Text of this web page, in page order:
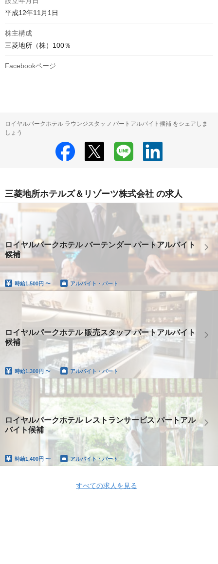
平成12年11月1日
株主構成
三菱地所（株）100％
Facebookページ
ロイヤルパークホテル ラウンジスタッフ パートアルバイト候補 をシェアしま
しょう
三菱地所ホテルズ＆リゾーツ株式会社 の求人
ロイヤルパークホテル バーテンダー パートアルバイト
候補
時給1,500円 〜 アルバイト・パート
ロイヤルパークホテル 販売スタッフ パートアルバイト
候補
時給1,300円 〜 アルバイト・パート
ロイヤルパークホテル レストランサービス パートアル
バイト候補
時給1,400円 〜 アルバイト・パート
すべての求人を見る